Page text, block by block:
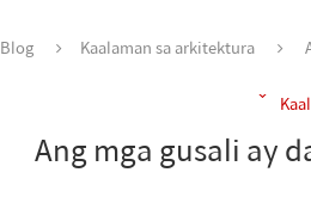
Blog Kaalaman sa arkitektura
Ang mga gusali ay